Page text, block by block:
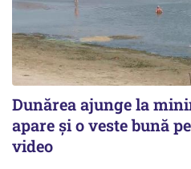
Dunărea ajunge la
apare și o veste bună
video